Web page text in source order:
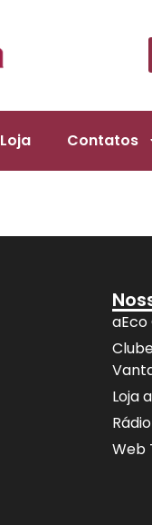
Loja Contatos
Loja
Web